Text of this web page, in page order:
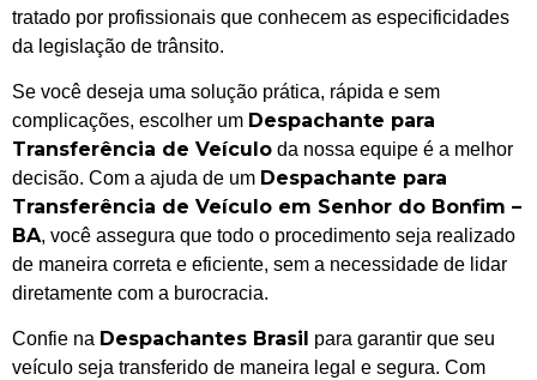
tratado por profissionais que conhecem as especificidades
da legislação de trânsito.
Se você deseja uma solução prática, rápida e sem
complicações, escolher um Despachante para
Transferência de Veículo da nossa equipe é a melhor
decisão. Com a ajuda de um Despachante para
Transferência de Veículo em Senhor do Bonfim –
BA, você assegura que todo o procedimento seja realizado
de maneira correta e eficiente, sem a necessidade de lidar
diretamente com a burocracia.
Confie na Despachantes Brasil
para garantir que seu
veículo seja transferido de maneira legal e segura. Com